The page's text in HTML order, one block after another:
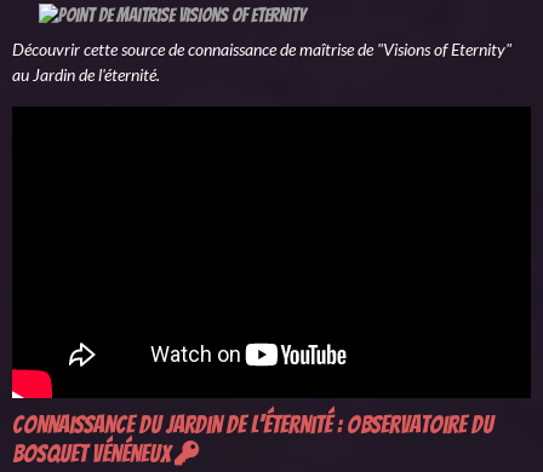
Découvrir cette source de connaissance de maîtrise de "Visions of Eternity"
au Jardin de l'éternité.
Connaissance du Jardin de l'éternité : Observatoire du
bosquet vénéneux